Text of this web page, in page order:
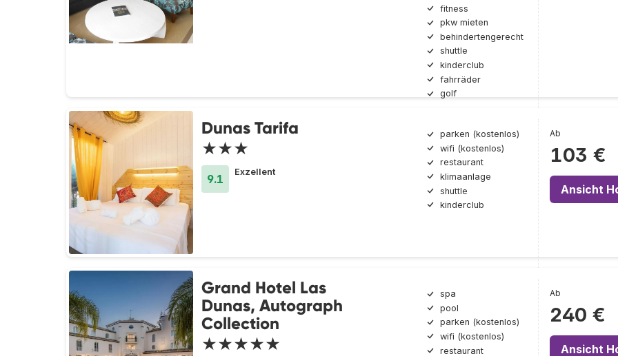
fitness
pkw mieten
behindertengerecht
shuttle
kinderclub
fahrräder
golf
Dunas Tarifa
★★★
9.1
Exzellent
parken (kostenlos)
wifi (kostenlos)
restaurant
klimaanlage
shuttle
kinderclub
Ab
103 €
Ansicht
Grand Hotel Las
Dunas, Autograph
Collection
★★★★★
spa
pool
parken (kostenlos)
wifi (kostenlos)
restaurant
Ab
240 €
Ansicht